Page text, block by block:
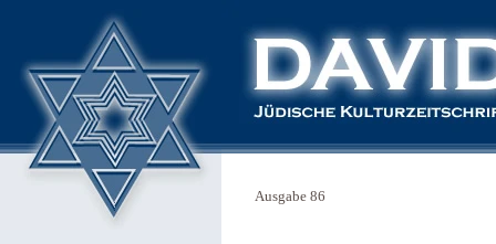
Ausgabe 86